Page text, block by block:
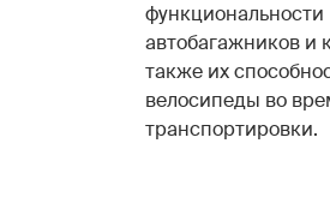
функциональности
автобагажников и
также их
велосипеды во
транспортировки.